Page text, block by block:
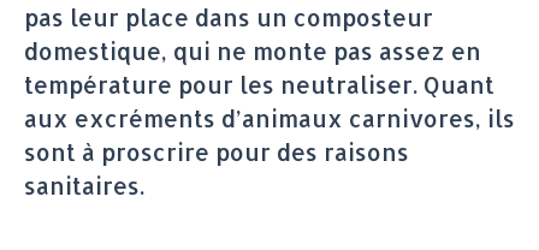
pas leur place dans un composteur
domestique, qui ne monte pas assez en
température pour les neutraliser. Quant
aux excréments d’animaux carnivores, ils
sont à proscrire pour des raisons
sanitaires.